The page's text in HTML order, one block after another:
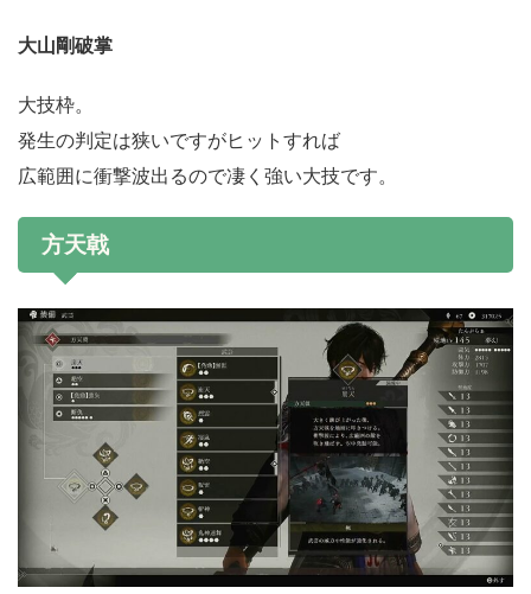
大山剛破掌
大技枠。
発生の判定は狭いですがヒットすれば
広範囲に衝撃波出るので凄く強い大技です。
方天戟